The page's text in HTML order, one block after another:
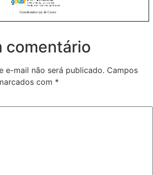
comentário
e-mail não será publicado. Campos
com *